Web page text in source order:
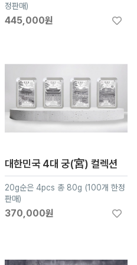
정판매)
445,000원
대한민국 4대 궁(宮) 컬렉션
20g순은 4pcs 총 80g (100개 한정
판매)
370,000원